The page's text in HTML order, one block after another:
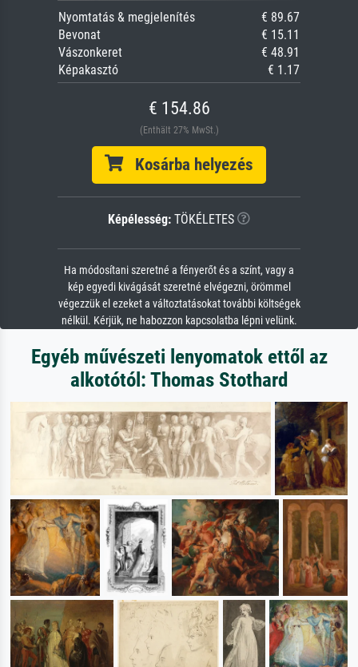
Nyomtatás & megjelenítés
€ 89.67
Bevonat
€ 15.11
Vászonkeret
€ 48.91
Képakasztó
€ 1.17
€ 154.86
(Enthält 27% MwSt.)
Kosárba helyezés
Képélesség: TÖKÉLETES
Ha módosítani szeretné a fényerőt és a színt, vagy a
kép egyedi kivágását szeretné elvégezni, örömmel
végezzük el ezeket a változtatásokat további költségek
nélkül. Kérjük, ne habozzon kapcsolatba lépni velünk.
Egyéb művészeti lenyomatok ettől az
alkotótól: Thomas Stothard